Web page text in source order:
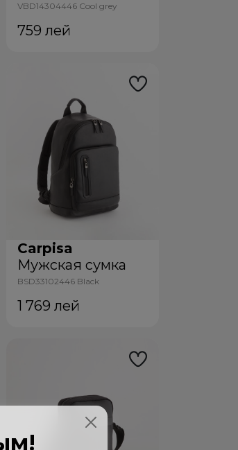
VBD14304446 Cool grey
759лей
Carpisa
Мужская сумка
BSD33102446 Black
1 769лей